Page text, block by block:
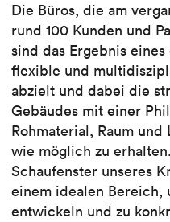
Die Büros, die am
rund 100 Kunden und
sind das Ergebnis
flexible und
abzielt und dabei die
Gebäudes mit einer
Rohmaterial, Raum
wie möglich zu
Schaufenster unseres
einem idealen Bereich,
entwickeln und zu